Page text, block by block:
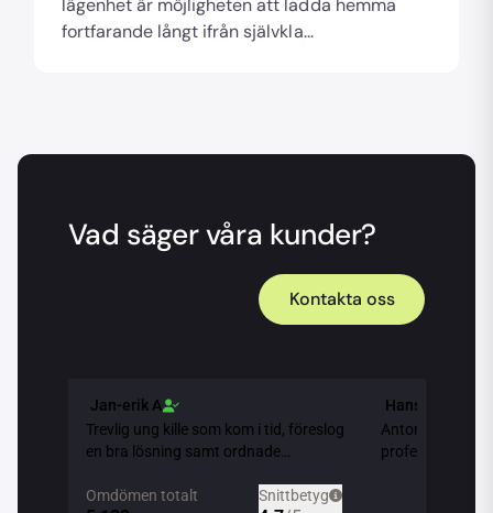
lägenhet är möjligheten att ladda hemma
fortfarande långt ifrån självkla...
Vad säger våra kunder?
Kontakta oss